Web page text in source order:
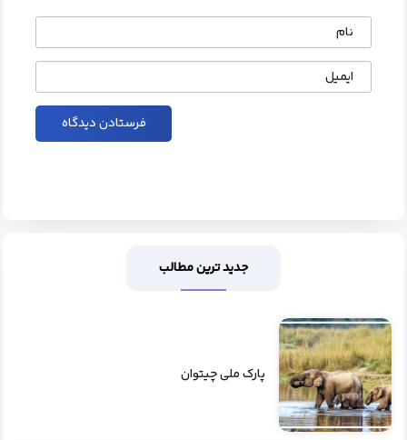
نام
ایمیل
جدید ترین مطالب
پارک ملی چیتوان